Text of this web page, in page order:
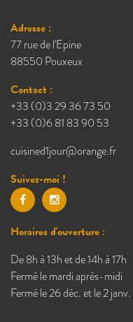
Adresse :
77 rue de l'Epine
88550 Pouxeux
Contact :
+33 (0)3 29 36 73 50
+33 (0)6 81 83 90 53
cuisined1jour@orange.fr
Suivez-moi !
Horaires d'ouverture :
De 8h à 13h et de 14h à 17h
Fermé le mardi après-midi
Fermé le 26 déc. et le 2 janv.